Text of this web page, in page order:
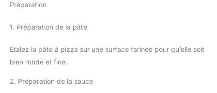
Préparation
1. Préparation de la pâte
Étalez la pâte à pizza sur une surface farinée pour qu’elle soit
bien ronde et fine.
2. Préparation de la sauce